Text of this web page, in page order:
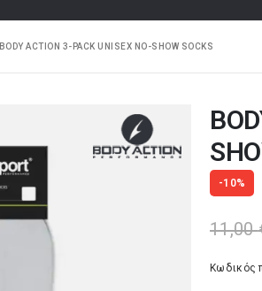
BODY ACTION 3-PACK UNISEX NO-SHOW SOCKS
-10%
11,00
Κωδικός